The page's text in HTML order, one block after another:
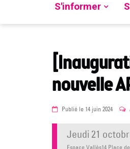
S'informer
nouvelle
Publié le Posted
14 juin 2024
jeudi 21
Espace Vallès14 Place